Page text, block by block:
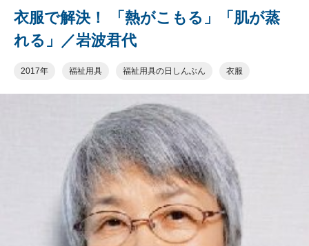
衣服で解決！ 「熱がこもる」「肌が蒸
れる」／岩波君代
2017年 福祉用具 福祉用具の日しんぶん 衣服